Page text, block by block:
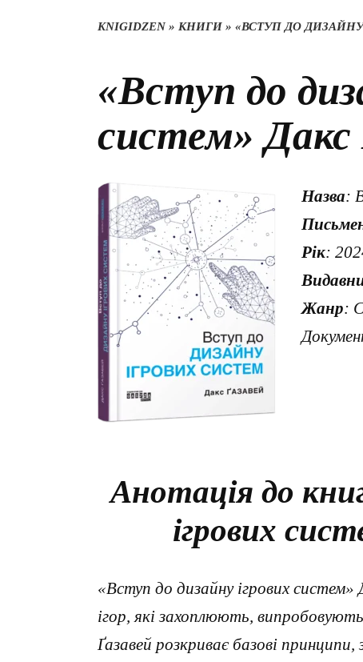
KNIGIDZEN» КНИГИ » «ВСТУП ДО
«Вступ до
систем» Дакс
Назва:
Рік:
Жанр:
Анотація до
ігрових
«Вступ до дизайну ігрових
ігор, які захоплюють,
Ґазавей розкриває базові